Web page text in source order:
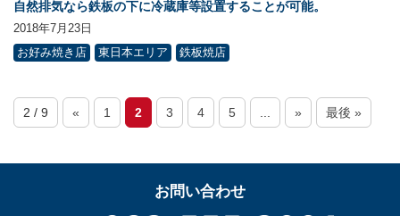
自然排気なら鉄板の下に冷蔵庫等設置することが可能。
2018年7月23日
お好み焼き店
東日本エリア 鉄板焼店
2 / 9 « 1 2 3 4 5 ... » 最後 »
お問い合わせ